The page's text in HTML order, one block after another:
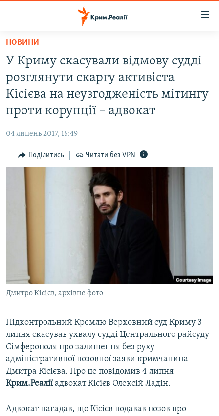
Перейти
основного
матеріалу
Перейти
до
основної
Перейти
пошуку
ВОДА.КРИМ
ВІДЕО ТА ФОТО
ІНТЕРВ'Ю
ВСЕ ЗА ДЕНЬ
УКРАЇНСЬКА ПРОБЛЕМА КРИМУ
ІНФОГРАФІКА
ЯК ОБІЙТИ БЛОКУВАННЯ
Qırımtatar
ДОЛУЧАЙСЯ!
Усі сайти RFE/RL
НОВИНИ
У Криму скасували відмову судді
розглянути скаргу активіста
Кісієва на неузгодженість мітингу
проти корупції – адвокат
04 липень 2017, 15:49
Поділитись Читати без VPN
Дмитро Кісієв, архівне фото
Підконтрольний Кремлю Верховний суд Криму 3
липня скасував ухвалу судді Центрального райсуду
Сімферополя про залишення без руху
адміністративної позовної заяви кримчанина
Дмитра Кісієва. Про це повідомив 4 липня
Крим.Реаліїадвокат Кісієв Олексій Ладін.
Адвокат нагадав, що Кісієв подавав позов про